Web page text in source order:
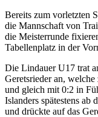
Bereits zum vorletzten
die Mannschaft von
die Meisterrunde
Tabellenplatz in der
Die Lindauer U17 trat
Geretsrieder an,
und gleich mit 0:2 in
Islanders spätestens ab
und drückte auf das